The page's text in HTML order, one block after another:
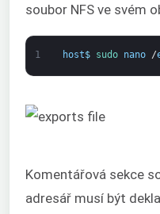
soubor NFS ve svém
1 host$ sudo nano /
Komentářová sekce
adresář musí být